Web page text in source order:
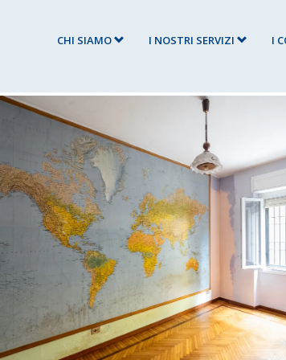
CHI SIAMO I NOSTRI SERVIZI I